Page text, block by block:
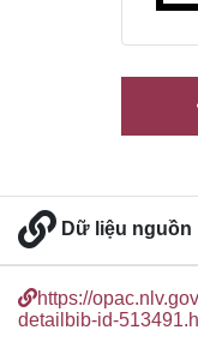
Dữ liệu nguồn
https://
detailbib-id-